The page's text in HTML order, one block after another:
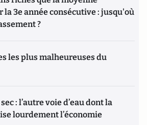
la 3e année consécutive : jusqu'où
?
les plus malheureuses du
: l’autre voie d’eau dont la
lourdement l’économie